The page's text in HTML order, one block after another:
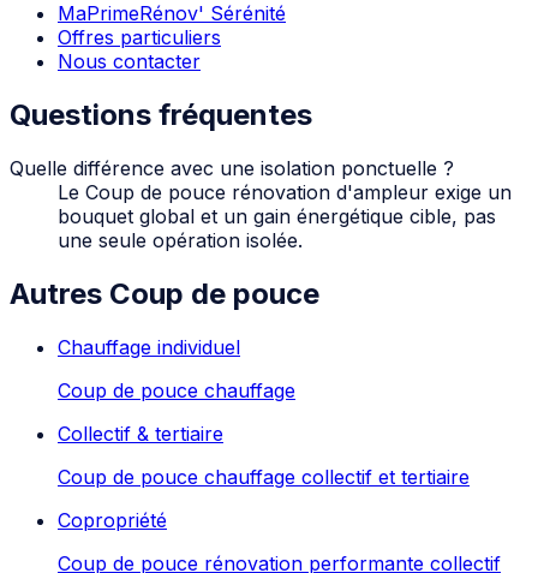
MaPrimeRénov' Sérénité
Offres particuliers
Nous contacter
Questions fréquentes
Quelle différence avec une isolation ponctuelle ?
Le Coup de pouce rénovation d'ampleur exige un
bouquet global et un gain énergétique cible, pas
une seule opération isolée.
Autres Coup de pouce
Chauffage individuel
Coup de pouce chauffage
Collectif & tertiaire
Coup de pouce chauffage collectif et tertiaire
Copropriété
Coup de pouce rénovation performante collectif